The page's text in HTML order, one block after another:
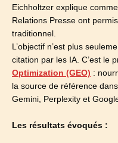
Eichholtzer explique
Relations Presse ont
traditionnel.
L’objectif n’est plus
citation par les IA. C’est le
Optimization (GEO) :
la source de référence
Gemini, Perplexity et
Les résultats évoqués :